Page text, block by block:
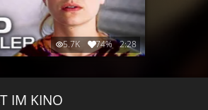
5.7K 74% 2:28
IM KINO